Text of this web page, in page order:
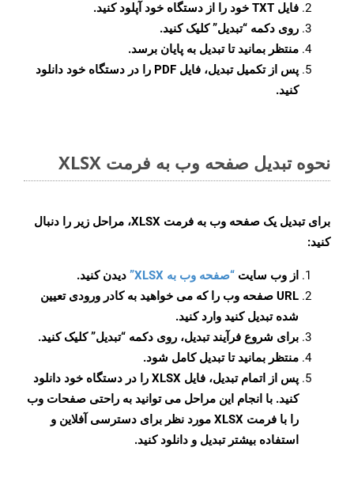
فایل TXT خود را از دستگاه خود آپلود کنید.
روی دکمه “تبدیل”کلیک کنید.
منتظر بمانید تا تبدیل به پایان برسد.
پس از تکمیل تبدیل، فایل PDF را در دستگاه خود دانلود
کنید.
نحوه تبدیل صفحه وب به فرمت XLSX
برای تبدیل یک صفحه وب به فرمت XLSX، مراحل زیر را دنبال
کنید:
از وب سایت “صفحه وب به XLSX”
دیدن کنید.
URL صفحه وب را که می خواهید به کادر ورودی تعیین
شده تبدیل کنید وارد کنید.
برای شروع فرآیند تبدیل، روی دکمه “تبدیل” کلیک کنید.
منتظر بمانید تا تبدیل کامل شود.
پس از اتمام تبدیل، فایل XLSX را در دستگاه خود دانلود
کنید. با انجام این مراحل می توانید به راحتی صفحات وب
را با فرمت XLSX مورد نظر برای دسترسی آفلاین و
استفاده بیشتر تبدیل و دانلود کنید.